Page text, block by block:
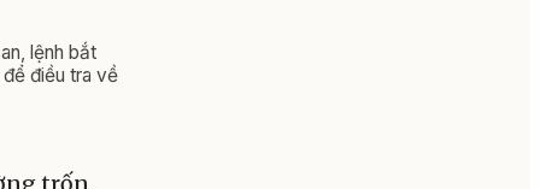
lệnh bắt
điều tra về
trốn